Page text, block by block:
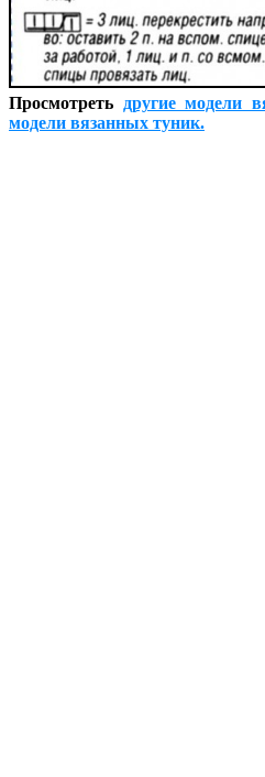
Просмотреть другие модели
модели вязанных туник.